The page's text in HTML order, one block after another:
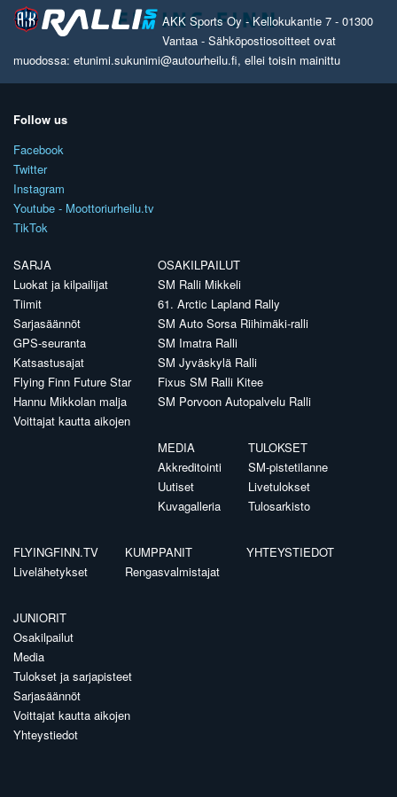
AKK Sports Oy - Kellokukantie 7 - 01300
Vantaa - Sähköpostiosoitteet ovat
muodossa: etunimi.sukunimi@autourheilu.fi, ellei toisin mainittu
Follow us
Facebook
Twitter
Instagram
Youtube - Moottoriurheilu.tv
TikTok
SARJA
Luokat ja kilpailijat
Tiimit
Sarjasäännöt
GPS-seuranta
Katsastusajat
Flying Finn Future Star
Hannu Mikkolan malja
Voittajat kautta aikojen
OSAKILPAILUT
SM Ralli Mikkeli
61. Arctic Lapland Rally
SM Auto Sorsa Riihimäki-ralli
SM Imatra Ralli
SM Jyväskylä Ralli
Fixus SM Ralli Kitee
SM Porvoon Autopalvelu Ralli
MEDIA
Akkreditointi
Uutiset
Kuvagalleria
TULOKSET
SM-pistetilanne
Livetulokset
Tulosarkisto
FLYINGFINN.TV
Livelähetykset
KUMPPANIT
Rengasvalmistajat
YHTEYSTIEDOT
JUNIORIT
Osakilpailut
Media
Tulokset ja sarjapisteet
Sarjasäännöt
Voittajat kautta aikojen
Yhteystiedot